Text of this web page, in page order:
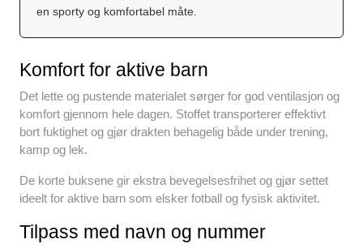
en sporty og komfortabel måte.
Komfort for aktive barn
Det lette og pustende materialet sørger for god ventilasjon og
komfort gjennom hele dagen. Stoffet transporterer effektivt
bort fuktighet og gjør drakten behagelig både under trening,
kamp og lek.
De korte buksene gir ekstra bevegelsesfrihet og gjør settet
ideelt for aktive barn som elsker fotball og fysisk aktivitet.
Tilpass med navn og nummer